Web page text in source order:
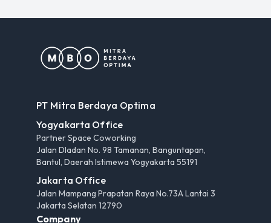
PT Mitra Berdaya Optima
Yogyakarta Office
Partner Space Coworking
Jalan Dladan No. 98 Tamanan, Banguntapan,
Bantul, Daerah Istimewa Yogyakarta 55191
Jakarta Office
Jalan Mampang Prapatan Raya No.73A Lantai 3
Jakarta Selatan 12790
Company